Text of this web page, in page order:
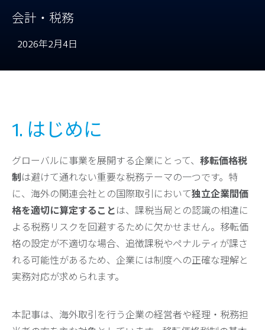
会計・税務
2026年2月4日
1. はじめに
グローバルに事業を展開する企業にとって、 移転価格税
制 は避けて通れない重要な税務テーマの一つです。特
に、海外の関連会社との国際取引において独立企業間価
格を適切に算定すること は、課税当局との認識の相違に
よる税務リスクを回避するために欠かせません。移転価
格の設定が不適切な場合、追徴課税やペナルティが課さ
れる可能性があるため、企業には制度への正確な理解と
実務対応が求められます。
本記事は、海外取引を行う企業の経営者や経理・税務担